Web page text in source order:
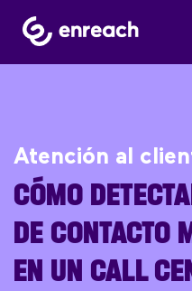
Atención al
CÓMO
DE CONTACTO
EN UN CALL